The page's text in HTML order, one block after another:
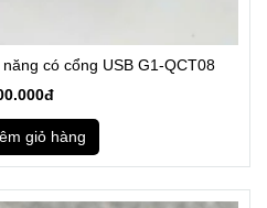
có cổng USB G1-QCT08
giỏ hàng